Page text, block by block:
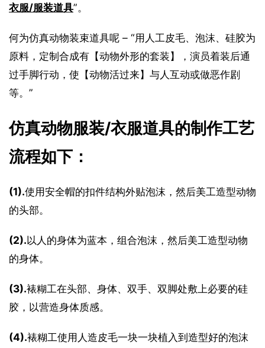
衣服/服装道具”。
何为仿真动物装束道具呢 – “用人工皮毛、泡沫、硅胶为
原料，定制合成有【动物外形的套装】，演员着装后通
过手脚行动，使【动物活过来】与人互动或做恶作剧
等。”
仿真动物服装/衣服道具的制作工艺
流程如下：
(1).使用安全帽的扣件结构外贴泡沫，然后美工造型动物
的头部。
(2).以人的身体为蓝本，组合泡沫，然后美工造型动物
的身体。
(3).裱糊工在头部、身体、双手、双脚处敷上必要的硅
胶，以营造身体质感。
(4).裱糊工使用人造皮毛一块一块植入到造型好的泡沫